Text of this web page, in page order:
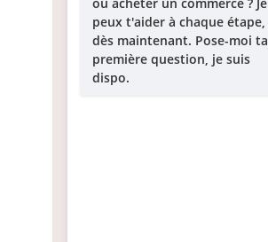
peux t'aider à chaque étape,
dès maintenant. Pose-moi ta
première question, je suis
dispo.